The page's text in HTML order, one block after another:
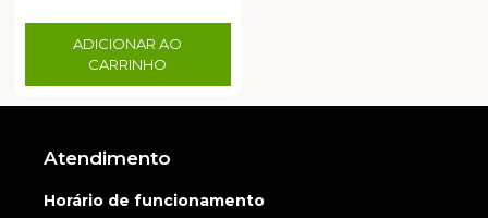
ADICIONAR AO
CARRINHO
Atendimento
Horário de funcionamento